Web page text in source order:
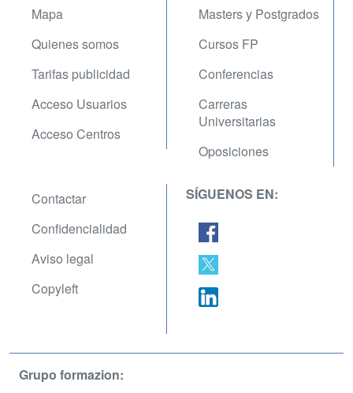
Mapa
Quienes somos
Tarifas publicidad
Acceso Usuarios
Acceso Centros
Masters y Postgrados
Cursos FP
Conferencias
Carreras
Universitarias
Oposiciones
Contactar
Confidencialidad
Aviso legal
Copyleft
SÍGUENOS EN:
Grupo formazion: